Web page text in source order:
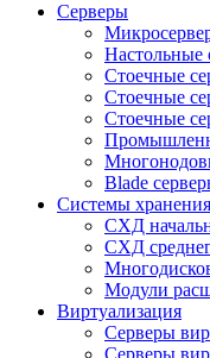
Серверы
Настольные
Стоечные
Стоечные
Стоечные
Blade
Системы
СХД
СХД
Модули
Виртуализация
Серверы
Серверы